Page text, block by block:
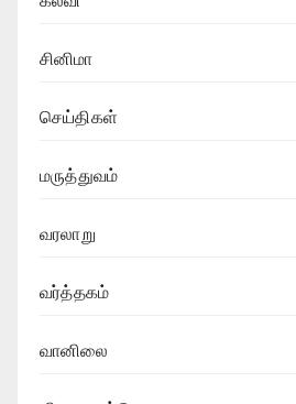
சினிமா
செய்திகள்
மருத்துவம்
வரலாறு
வர்த்தகம்
வானிலை